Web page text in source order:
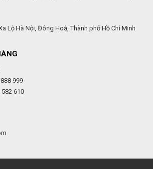
Lộ Hà Nội, Đông Hoà, Thành phố Hồ Chí Minh
999
610